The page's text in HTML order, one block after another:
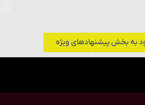
به بخش پیشنهادهای ویژه